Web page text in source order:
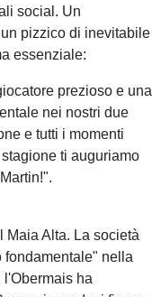
social. Un
pizzico di inevitabile
essenziale:
prezioso e una
nei nostri due
e tutti i momenti
ti auguriamo
Maia Alta. La società
fondamentale" nella
ha